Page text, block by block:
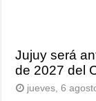
Jujuy será
de 2027 del
jueves, 6